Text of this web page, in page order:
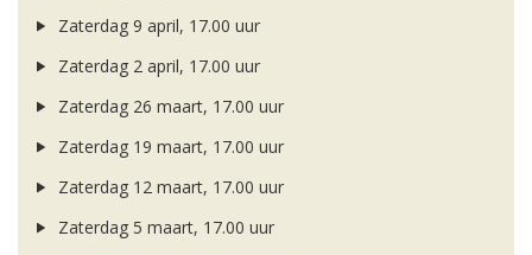
Zaterdag 9 april, 17.00 uur
Zaterdag 2 april, 17.00 uur
Zaterdag 26 maart, 17.00 uur
Zaterdag 19 maart, 17.00 uur
Zaterdag 12 maart, 17.00 uur
Zaterdag 5 maart, 17.00 uur